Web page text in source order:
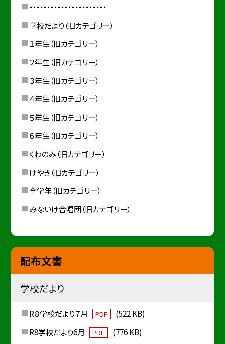
・・・・・・・・・・・・・・・・・・・・・・
学校だより（旧カテゴリー）
１年生（旧カテゴリー）
２年生（旧カテゴリー）
３年生（旧カテゴリー）
４年生（旧カテゴリー）
５年生（旧カテゴリー）
６年生（旧カテゴリー）
くわのみ（旧カテゴリー）
けやき（旧カテゴリー）
全学年（旧カテゴリー）
みないけ合唱団（旧カテゴリー）
配布文書
学校だより
R８学校だより７月 PDF
(522 KB)
R8学校だより6月
PDF
(776 KB)